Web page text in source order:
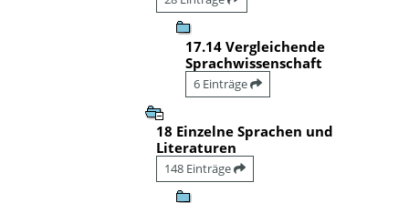
17.14 Vergleichende
Sprachwissenschaft
6 Einträge
18 Einzelne Sprachen und
Literaturen
148 Einträge